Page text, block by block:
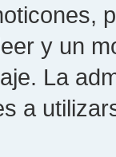
y un
La
a